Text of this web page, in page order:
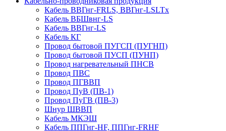
Кабель ВВГнг-FRLS, ВВГнг-LSLTx
Кабель ВБШвнг-LS
Кабель ВВГнг-LS
Кабель КГ
Провод бытовой ПУГСП (ПУГНП)
Провод бытовой ПУСП (ПУНП)
Провод нагревательный ПНСВ
Провод ПВС
Провод ПГВВП
Провод ПуВ (ПВ-1)
Провод ПуГВ (ПВ-3)
Шнур ШВВП
Кабель МКЭШ
Кабель ППГнг-HF, ППГнг-FRHF